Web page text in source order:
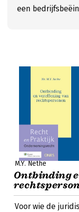
een
M.Y. Nethe
Ontbinding
Voor wie de